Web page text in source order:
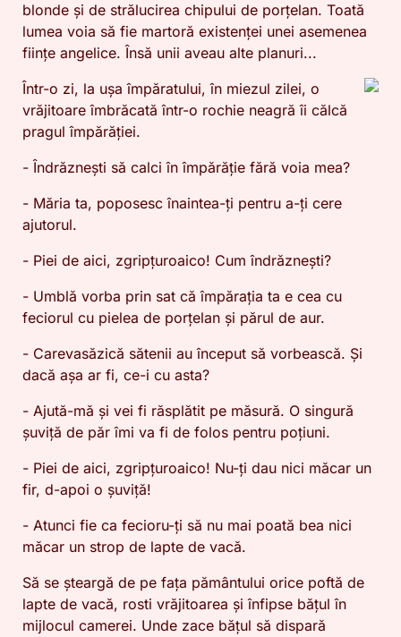
blonde și de strălucirea chipului de porțelan. Toată
lumea voia să fie martoră existenței unei asemenea
ființe angelice. Însă unii aveau alte planuri...
Într-o zi, la ușa împăratului, în miezul zilei, o
vrăjitoare îmbrăcată într-o rochie neagră îi călcă
pragul împărăției.
- Îndrăznești să calci în împărăție fără voia mea?
- Măria ta, poposesc înaintea-ți pentru a-ți cere
ajutorul.
- Piei de aici, zgripțuroaico! Cum îndrăznești?
- Umblă vorba prin sat că împărația ta e cea cu
feciorul cu pielea de porțelan și părul de aur.
- Carevasăzică sătenii au început să vorbească. Și
dacă așa ar fi, ce-i cu asta?
- Ajută-mă și vei fi răsplătit pe măsură. O singură
șuviță de păr îmi va fi de folos pentru poțiuni.
- Piei de aici, zgripțuroaico! Nu-ți dau nici măcar un
fir, d-apoi o șuviță!
- Atunci fie ca fecioru-ți să nu mai poată bea nici
măcar un strop de lapte de vacă.
Să se șteargă de pe fața pământului orice poftă de
lapte de vacă, rosti vrăjitoarea și înfipse bățul în
mijlocul camerei. Unde zace bățul să dispară